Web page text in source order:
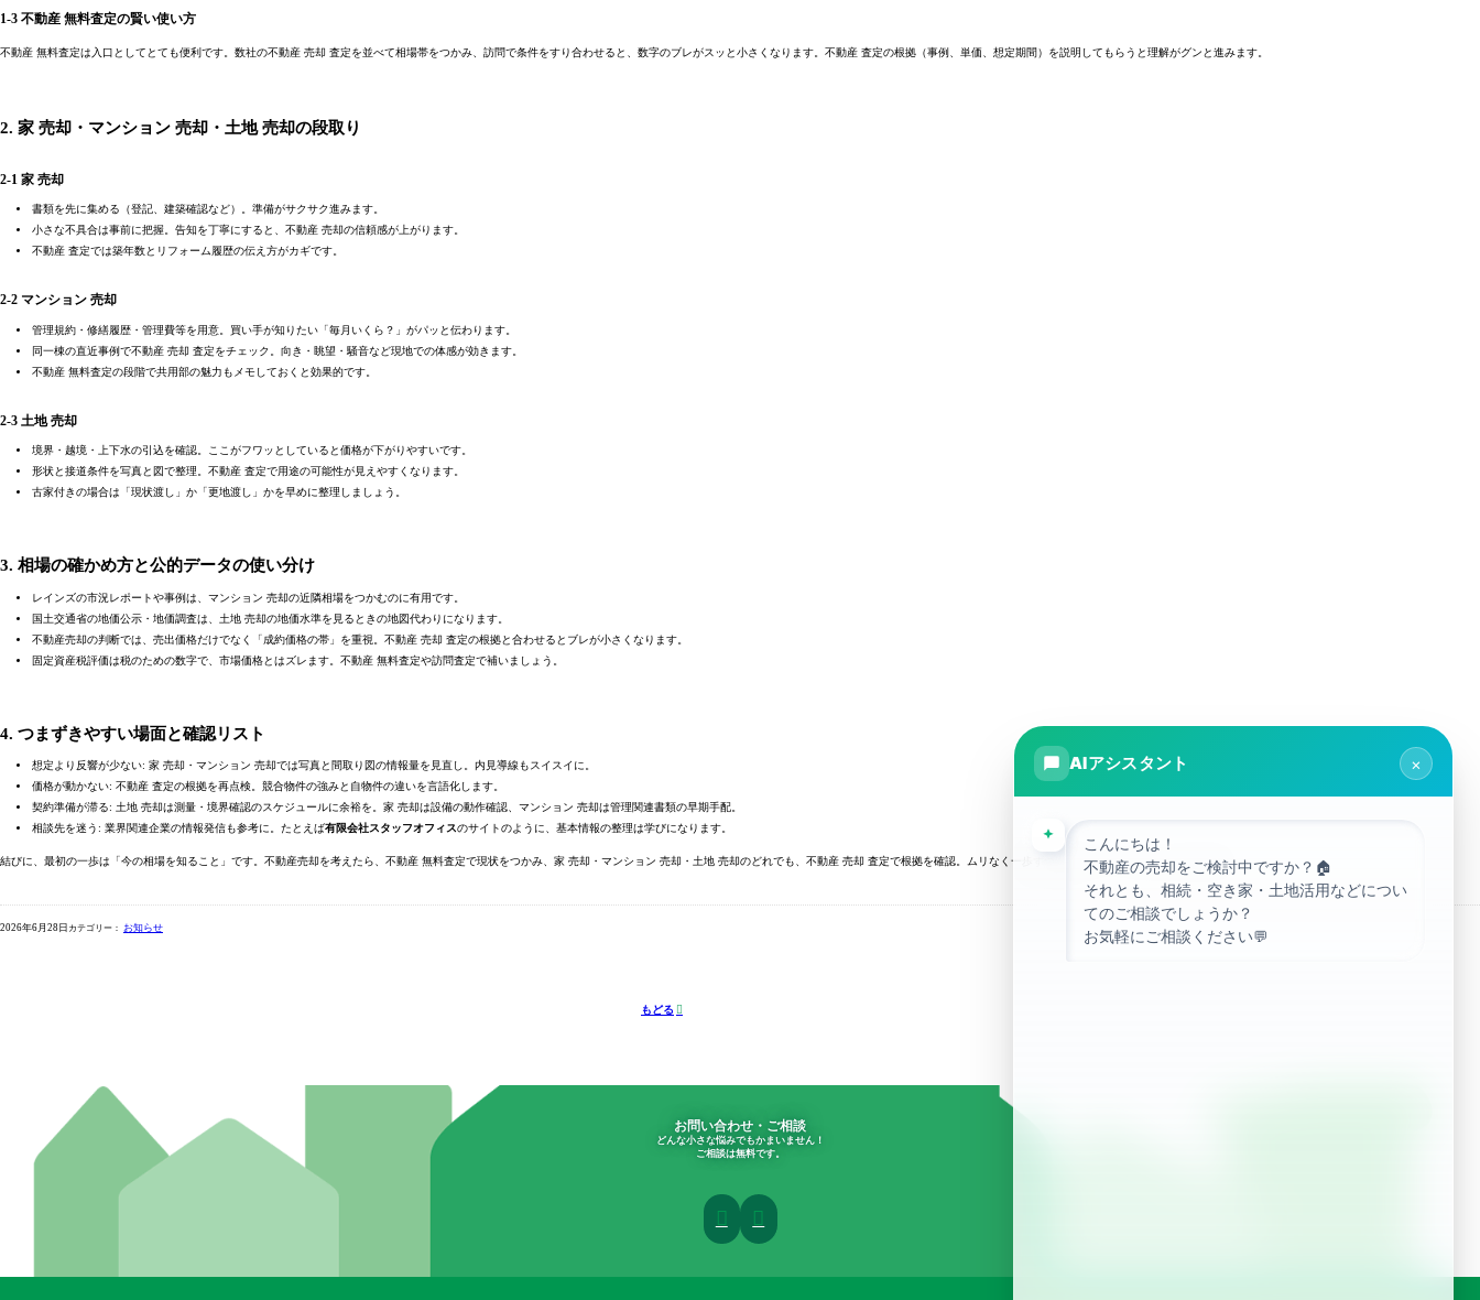
1-3 不動産 無料査定の賢い使い方
不動産 無料査定は入口としてとても便利です。数社の不動産 売却 査定を並べて相場帯をつかみ、訪問で条件をすり合わせると、数字のブレがスッと小さくなります。不動産 査定の根拠（事例、単価、想定期間）を説明してもらうと理解がグンと進みます。
2. 家 売却・マンション 売却・土地 売却の段取り
2-1 家 売却
書類を先に集める（登記、建築確認など）。準備がサクサク進みます。
小さな不具合は事前に把握。告知を丁寧にすると、不動産 売却の信頼感が上がります。
不動産 査定では築年数とリフォーム履歴の伝え方がカギです。
2-2 マンション 売却
管理規約・修繕履歴・管理費等を用意。買い手が知りたい「毎月いくら？」がパッと伝わります。
同一棟の直近事例で不動産 売却 査定をチェック。向き・眺望・騒音など現地での体感が効きます。
不動産 無料査定の段階で共用部の魅力もメモしておくと効果的です。
2-3 土地 売却
境界・越境・上下水の引込を確認。ここがフワッとしていると価格が下がりやすいです。
形状と接道条件を写真と図で整理。不動産 査定で用途の可能性が見えやすくなります。
古家付きの場合は「現状渡し」か「更地渡し」かを早めに整理しましょう。
3. 相場の確かめ方と公的データの使い分け
レインズの市況レポートや事例は、マンション 売却の近隣相場をつかむのに有用です。
国土交通省の地価公示・地価調査は、土地 売却の地価水準を見るときの地図代わりになります。
不動産売却の判断では、売出価格だけでなく「成約価格の帯」を重視。不動産 売却 査定の根拠と合わせるとブレが小さくなります。
固定資産税評価は税のための数字で、市場価格とはズレます。不動産 無料査定や訪問査定で補いましょう。
4. つまずきやすい場面と確認リスト
想定より反響が少ない: 家 売却・マンション 売却では写真と間取り図の情報量を見直し。内見導線もスイスイに。
価格が動かない: 不動産 査定の根拠を再点検。競合物件の強みと自物件の違いを言語化します。
契約準備が滞る: 土地 売却は測量・境界確認のスケジュールに余裕を。家 売却は設備の動作確認、マンション 売却は管理関連書類の早期手配。
相談先を迷う: 業界関連企業の情報発信も参考に。たとえば有限会社スタッフオフィスのサイトのように、基本情報の整理は学びになります。
結びに、最初の一歩は「今の相場を知ること」です。不動産売却を考えたら、不動産 無料査定で現状をつかみ、家 売却・マンション 売却・土地 売却のどれでも、不動産 売却 査定で根拠を確認。ムリなく一歩ずつ進めば、ゴールはちゃんと近づきます。
2026年6月28日 お知らせ
もどる
お問い合わせ・ご相談
どんな小さな悩みでもかまいません！
ご相談は無料です。